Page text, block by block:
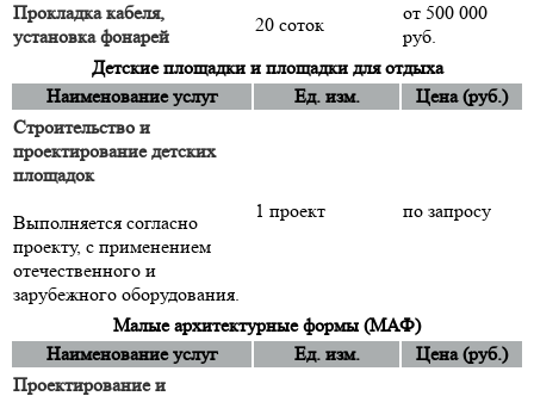
Прокладка кабеля,
установка фонарей
20 соток
от 500 000
руб.
Детские площадки и площадки для отдыха
Наименование услуг
Ед. изм.
Цена (руб.)
Строительство и
проектирование детских
площадок
Выполняется согласно
проекту, с применением
отечественного и
зарубежного оборудования.
1 проект по запросу
Малые архитектурные формы (МАФ)
Наименование услуг
Ед. изм.
Цена (руб.)
Проектирование и